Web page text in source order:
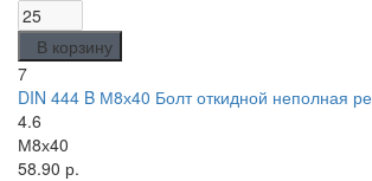
В корзину
7
DIN 444 B М8х40 Болт откидной неполная
4.6
М8х40
58.90 р.